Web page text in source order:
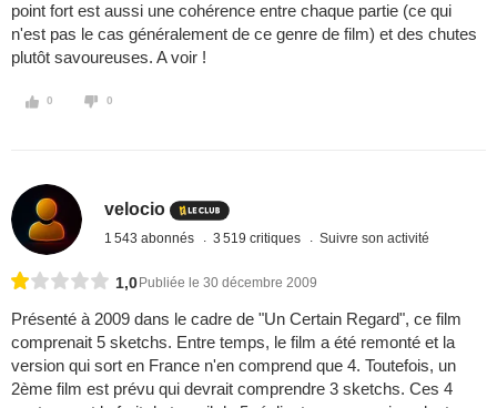
point fort est aussi une cohérence entre chaque partie (ce qui
n'est pas le cas généralement de ce genre de film) et des chutes
plutôt savoureuses. A voir !
0 0
velocio
1 543 abonnés 3 519 critiques Suivre son activité
1,0 Publiée le 30 décembre 2009
Présenté à 2009 dans le cadre de "Un Certain Regard", ce film
comprenait 5 sketchs. Entre temps, le film a été remonté et la
version qui sort en France n'en comprend que 4. Toutefois, un
2ème film est prévu qui devrait comprendre 3 sketchs. Ces 4